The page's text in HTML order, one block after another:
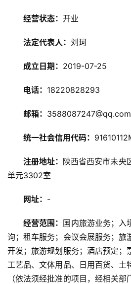
美
热
门
景
点
经营状态： 开业
法定代表人： 刘珂
成立日期： 2019-07-25
电话： 18220828293
邮箱： 3588087247@qq.com
统一社会信用代码：
注册地址： 陕西省西安市未央
单元3302室
网址： -
经营范围： 国内旅游业务；入
询；租车服务；会议会展服务；旅
开发；旅游规划服务；酒店预定；
工艺品、文体用品、日用百货、土
（依法须经批准的项目，经相关